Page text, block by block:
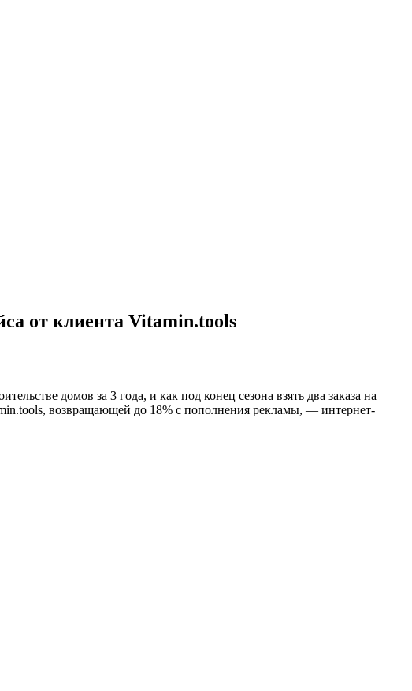
от клиента Vitamin.tools
домов за 3 года, и как под конец сезона взять два заказа на
возвращающей до 18% с пополнения рекламы, — интернет-